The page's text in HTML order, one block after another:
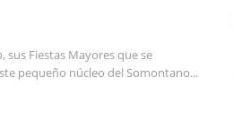
sus Fiestas Mayores que se
pequeño núcleo del Somontano...